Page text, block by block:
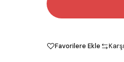
Favorilere Ekle